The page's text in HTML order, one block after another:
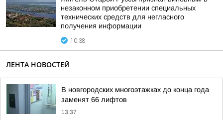
незаконном приобретении специальных
технических средств для негласного
получения информации
10:38
ЛЕНТА НОВОСТЕЙ
В новгородских многоэтажках до конца года
заменят 66 лифтов
13:37